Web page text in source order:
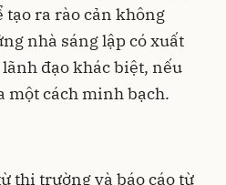
ra rào cản không
nhà sáng lập có xuất
đạo khác biệt, nếu
một cách minh bạch.
thị trường và báo cáo từ